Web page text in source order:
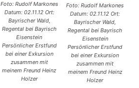
Foto: Rudolf Markones
Datum: 02.11.12 Ort:
Bayrischer Wald,
Regental bei Bayrisch
Eisenstein
Persönlicher Erstfund
bei einer Exkursion
zusammen mit
meinem Freund Heinz
Holzer
Foto: Rudolf Markones
Datum: 02.11.12 Ort:
Bayrischer Wald,
Regental bei Bayrisch
Eisenstein
Persönlicher Erstfund
bei einer Exkursion
zusammen mit
meinem Freund Heinz
Holzer